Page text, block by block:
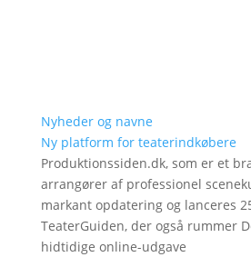
Nyheder og navne
Ny platform for teaterindkøbere
Produktionssiden.dk, som er et
arrangører af professionel
markant opdatering og lanceres
TeaterGuiden, der også rummer
hidtidige online-udgave